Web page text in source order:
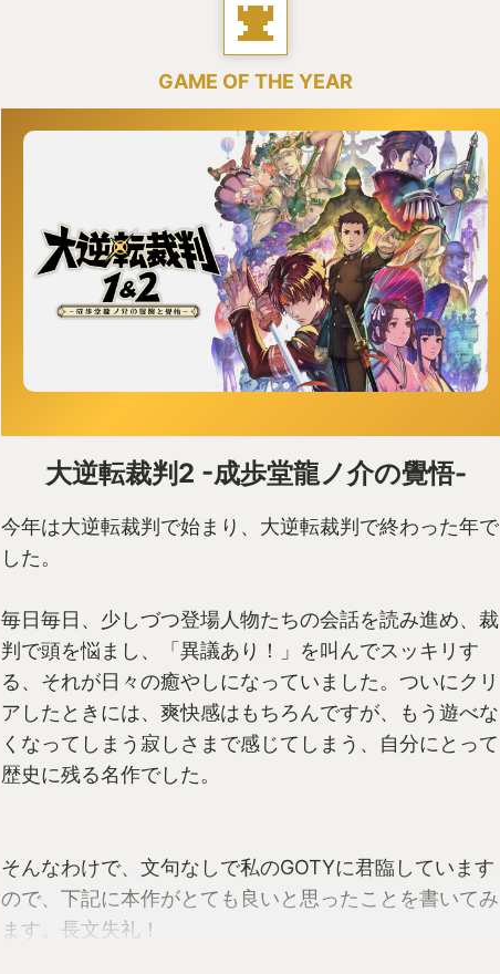
GAME OF THE YEAR
大逆転裁判2 -成歩堂龍ノ介の覺悟-
今年は大逆転裁判で始まり、大逆転裁判で終わった年で
した。
毎日毎日、少しづつ登場人物たちの会話を読み進め、裁
判で頭を悩まし、「異議あり！」を叫んでスッキリす
る、それが日々の癒やしになっていました。ついにクリ
アしたときには、爽快感はもちろんですが、もう遊べな
くなってしまう寂しさまで感じてしまう、自分にとって
歴史に残る名作でした。
そんなわけで、文句なしで私のGOTYに君臨しています
ので、下記に本作がとても良いと思ったことを書いてみ
ます。長文失礼！